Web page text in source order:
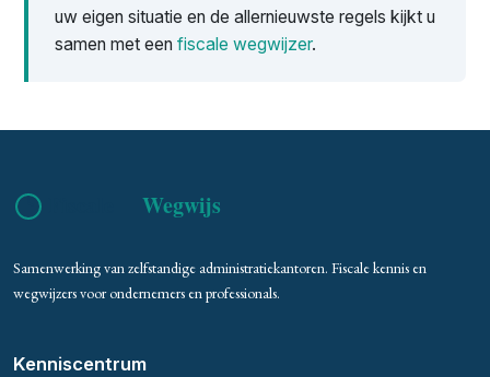
uw eigen situatie en de allernieuwste regels kijkt u
samen met een fiscale wegwijzer.
Samenwerking van zelfstandige administratiekantoren. Fiscale kennis en
wegwijzers voor ondernemers en professionals.
Kenniscentrum